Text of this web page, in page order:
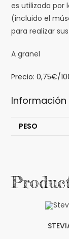
es utilizada por
(incluido el
para realizar
A granel
Precio: 0,75€/
PESO